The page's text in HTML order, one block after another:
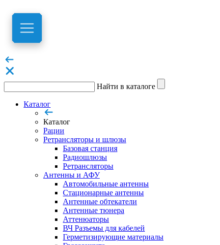
Найти в каталоге
Каталог
Каталог
Рации
Ретрансляторы и шлюзы
Базовая станция
Радиошлюзы
Ретрансляторы
Антенны и АФУ
Автомобильные антенны
Стационарные антенны
Антенные обтекатели
Антенные тюнера
Аттенюаторы
ВЧ Разъемы для кабелей
Герметизирующие материалы